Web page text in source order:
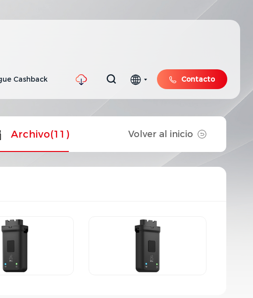
Cashback Contacto
Archivo(11) Volver al inicio